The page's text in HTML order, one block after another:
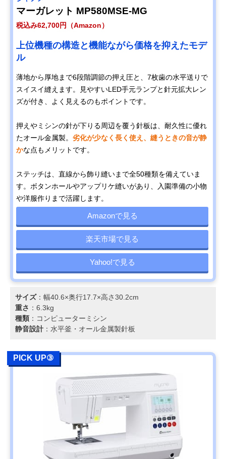
マーガレット MP580MSE-MG
税込み62,700円（Amazon）
上位機種の構造と機能ながら価格を抑えたモデ
ル
薄地から厚地まで6段階調節の押え圧と、7枚歯の水平送りで
スイスイ縫えます。見やすいLED手元ランプと針元拡大レン
ズが付き、よく見えるのもポイントです。
押えやミシンの針が下りる周辺を覆う針板は、耐久性に優れ
たオール金属製。 劣化が少なく長く使え、縫うときの音が静
かな点もメリットです。
ステッチは、直線から飾り縫いまで全50種類を備えていま
す。ボタンホールやアップリケ縫いがあり、入園準備の小物
や洋服作りまで活躍します。
Amazonで見る
楽天市場で見る
Yahoo!で見る
サイズ：幅40.6×奥行17.7×高さ30.2cm
重さ ：6.3kg
種類 ：コンピューターミシン
静音設計 ：水平釜・オール金属製針板
PICK UP③